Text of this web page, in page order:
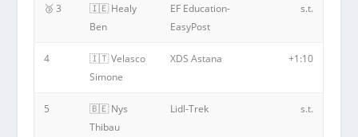
🥉 3
🇮🇪 Healy
Ben
EF Education-
EasyPost
s.t.
4
🇮🇹 Velasco
Simone
XDS Astana +1:10
5
🇧🇪 Nys
Thibau
Lidl-Trek s.t.